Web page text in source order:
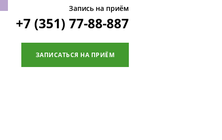
Запись на приём
+7 (351) 77-88-887
ЗАПИСАТЬСЯ НА ПРИЁМ